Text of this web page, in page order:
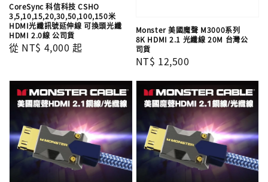
CoreSync 科信科技 CSHO
3,5,10,15,20,30,50,100,150米
HDMI光纖訊號延伸線 可換頭光纖
HDMI 2.0線 公司貨
Regular
從 NT$ 4,000 起
Monster 美國魔聲 M3000系列
8K HDMI 2.1 光纖線 20M 台灣公
司貨
Regular
NT$ 12,500